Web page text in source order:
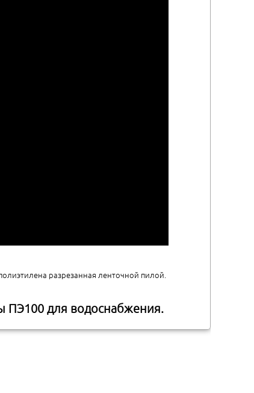
разрезанная ленточной пилой.
ПЭ100 для водоснабжения.